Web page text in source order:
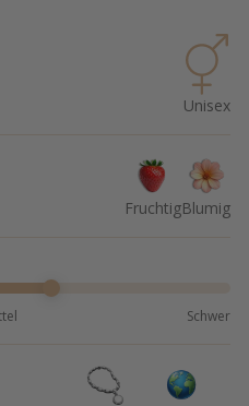
Unisex
FruchtigBlumig
Schwer